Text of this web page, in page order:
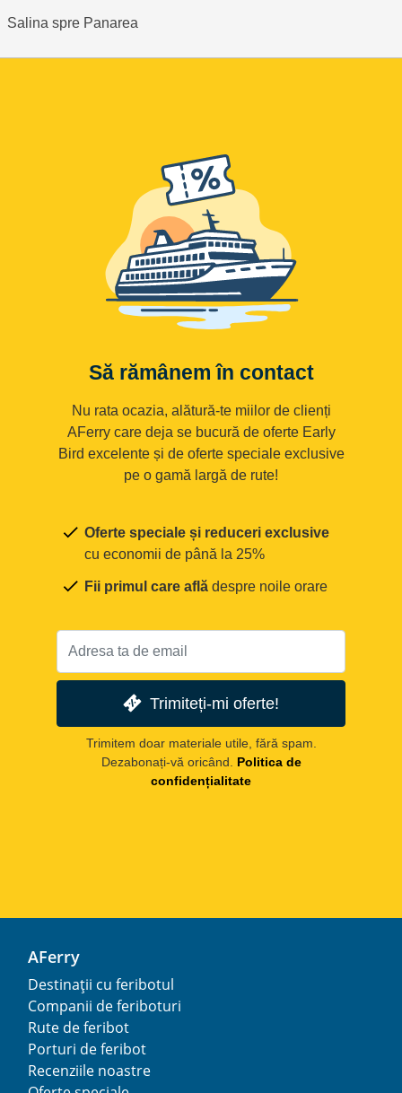
Salina spre Panarea
Să rămânem în contact
Nu rata ocazia, alătură-te miilor de clienți
AFerry care deja se bucură de oferte Early
Bird excelente și de oferte speciale exclusive
pe o gamă largă de rute!
Oferte speciale și reduceri exclusive
cu economii de până la 25%
Fii primul care află despre noile orare
Trimiteți-mi oferte!
Trimitem doar materiale utile, fără spam.
Dezabonați-vă oricând.
Politica de
confidențialitate
AFerry
Destinații cu feribotul
Companii de feriboturi
Rute de feribot
Porturi de feribot
Recenziile noastre